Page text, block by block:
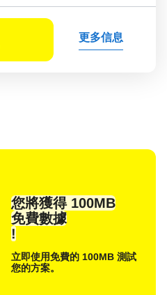
更多信息
您將獲得 100MB
免費數據
!
立即使用免費的 100MB 測試
您的方案。